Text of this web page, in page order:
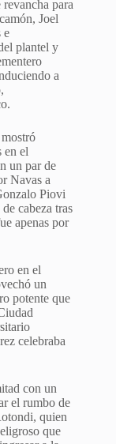
para
Joel
e
plantel y
a
en el
un par de
Navas a
Piovi
cabeza tras
apenas por
en el
un
potente que
celebraba
con un
el rumbo de
quien
que